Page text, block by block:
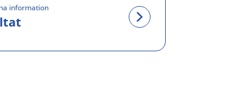
information